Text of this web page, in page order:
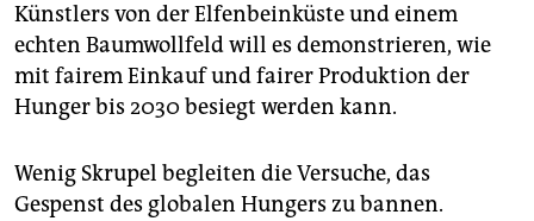
Künstlers von der Elfenbeinküste und einem
echten Baumwollfeld will es demonstrieren, wie
mit fairem Einkauf und fairer Produktion der
Hunger bis 2030 besiegt werden kann.
Wenig Skrupel begleiten die Versuche, das
Gespenst des globalen Hungers zu bannen.